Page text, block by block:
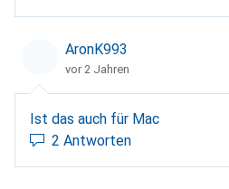
die Erfahrung kann je nach
notwendig sein, die Tasten
zuzuweisen, da die
Simulator 22» ausgerichtet ist.
AronK993
vor 2 Jahren
Ist das auch für Mac
2 Antworten